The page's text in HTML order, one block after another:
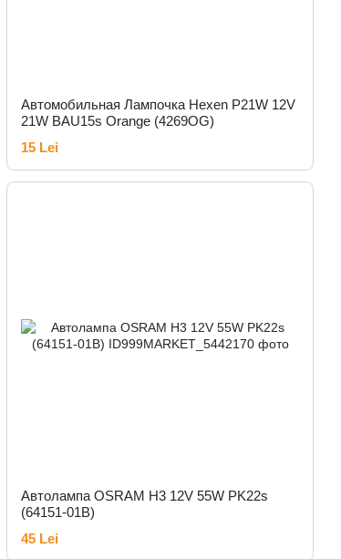
Автомобильная Лампочка Hexen P21W 12V
21W BAU15s Orange (4269OG)
15 Lei
Автолампа OSRAM H3 12V 55W PK22s
(64151-01B)
45 Lei